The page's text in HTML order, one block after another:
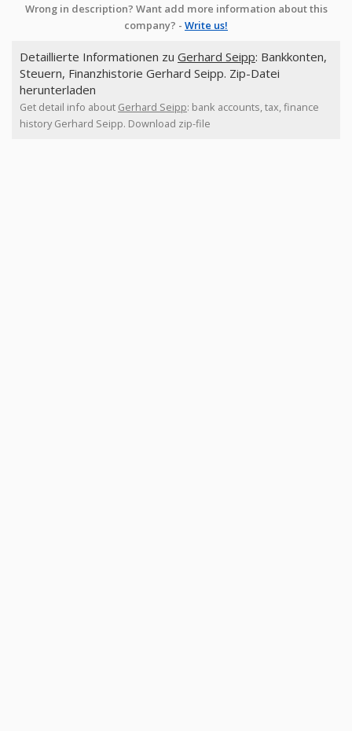
Wrong in description? Want add more information about this
company? - Write us!
Detaillierte Informationen zu Gerhard Seipp: Bankkonten,
Steuern, Finanzhistorie Gerhard Seipp. Zip-Datei
herunterladen
Get detail info about Gerhard Seipp: bank accounts, tax, finance
history Gerhard Seipp. Download zip-file